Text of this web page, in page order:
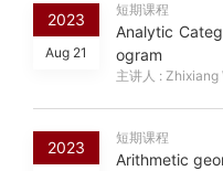
2023
Aug 21
短期课程
Analytic
ogram
主讲人 :
2023
短期课程
Arithmetic